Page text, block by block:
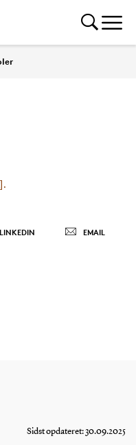
LINKEDIN EMAIL
Sidst opdateret: 30.09.2025